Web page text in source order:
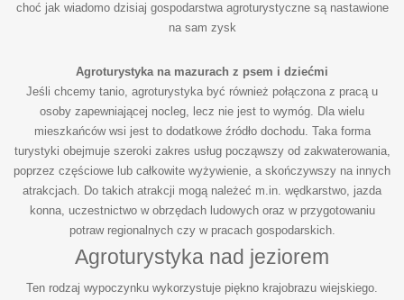
choć jak wiadomo dzisiaj gospodarstwa agroturystyczne są nastawione
na sam zysk
Agroturystyka na mazurach z psem i dziećmi
Jeśli chcemy tanio, agroturystyka być również połączona z pracą u
osoby zapewniającej nocleg, lecz nie jest to wymóg. Dla wielu
mieszkańców wsi jest to dodatkowe źródło dochodu. Taka forma
turystyki obejmuje szeroki zakres usług począwszy od zakwaterowania,
poprzez częściowe lub całkowite wyżywienie, a skończywszy na innych
atrakcjach. Do takich atrakcji mogą należeć m.in. wędkarstwo, jazda
konna, uczestnictwo w obrzędach ludowych oraz w przygotowaniu
potraw regionalnych czy w pracach gospodarskich.
Agroturystyka nad jeziorem
Ten rodzaj wypoczynku wykorzystuje piękno krajobrazu wiejskiego.